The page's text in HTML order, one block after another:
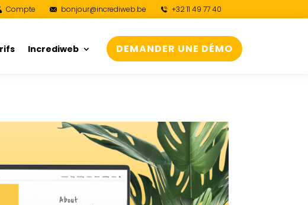
Compte bonjour@incrediweb.be +32 11 49 77 40
Incrediweb DEMANDER UNE DÉMO